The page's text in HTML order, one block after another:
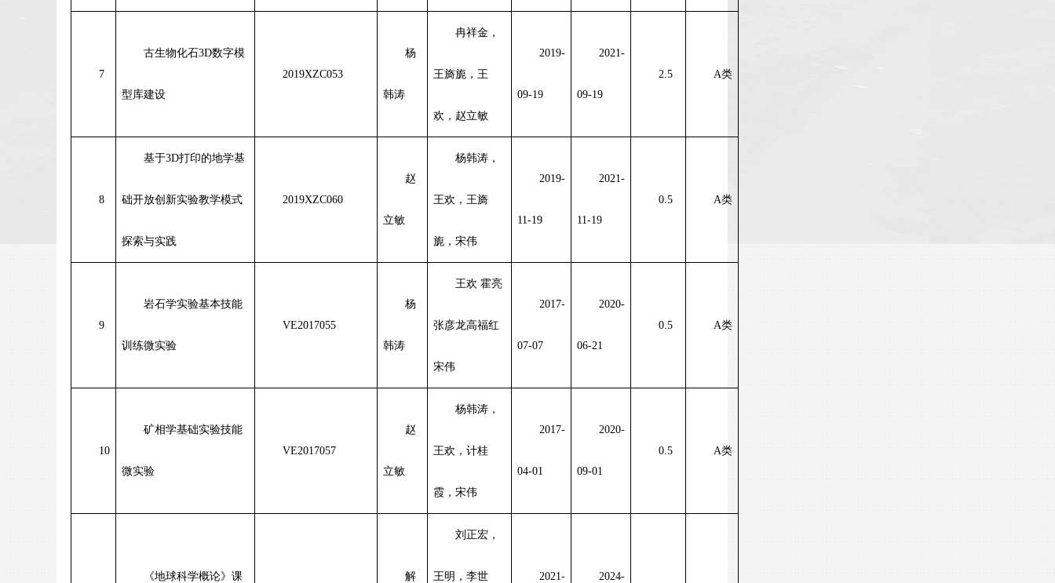
7
古生物化石3D数字模
型库建设
2019XZC053
杨
韩涛
冉祥金，
王旖旎，王
欢，赵立敏
2019-
09-19
2021-
09-19
2.5 A类
8
基于3D打印的地学基
础开放创新实验教学模式
探索与实践
2019XZC060
赵
立敏
杨韩涛，
王欢，王旖
旎，宋伟
2019-
11-19
2021-
11-19
0.5 A类
9
岩石学实验基本技能
训练微实验
VE2017055
杨
韩涛
王欢 霍亮
张彦龙高福红
宋伟
2017-
07-07
2020-
06-21
0.5 A类
10
矿相学基础实验技能
微实验
VE2017057
赵
立敏
杨韩涛，
王欢，计桂
霞，宋伟
2017-
04-01
2020-
09-01
0.5 A类
《地球科学概论》课 解
刘正宏，
王明，李世 2021- 2024-